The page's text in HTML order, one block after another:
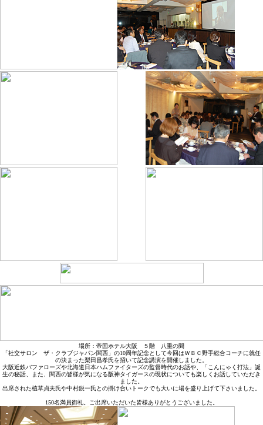
場所：帝国ホテル大阪 ５階 八重の間
「社交サロン ザ・クラブジャパン関西」の10周年記念として今回はＷＢＣ野手総合コーチに就任
の決まった梨田昌孝氏を招いて記念講演を開催しました。
大阪近鉄バファローズや北海道日本ハムファイターズの監督時代のお話や、「こんにゃく打法」誕
生の秘話、また、関西の皆様が気になる阪神タイガースの現状についても楽しくお話していただき
ました。
出席された植草貞夫氏や中村鋭一氏との掛け合いトークでも大いに場を盛り上げて下さいました。
150名満員御礼。ご出席いただいた皆様ありがとうございました。